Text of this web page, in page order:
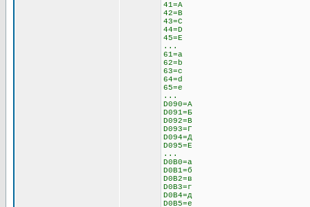
41=A
42=B
43=C
44=D
45=E
...
61=a
62=b
63=c
64=d
65=e
...
D090=А
D091=Б
D092=В
D093=Г
D094=Д
D095=Е
...
D0B0=а
D0B1=б
D0B2=в
D0B3=г
D0B4=д
D0B5=е